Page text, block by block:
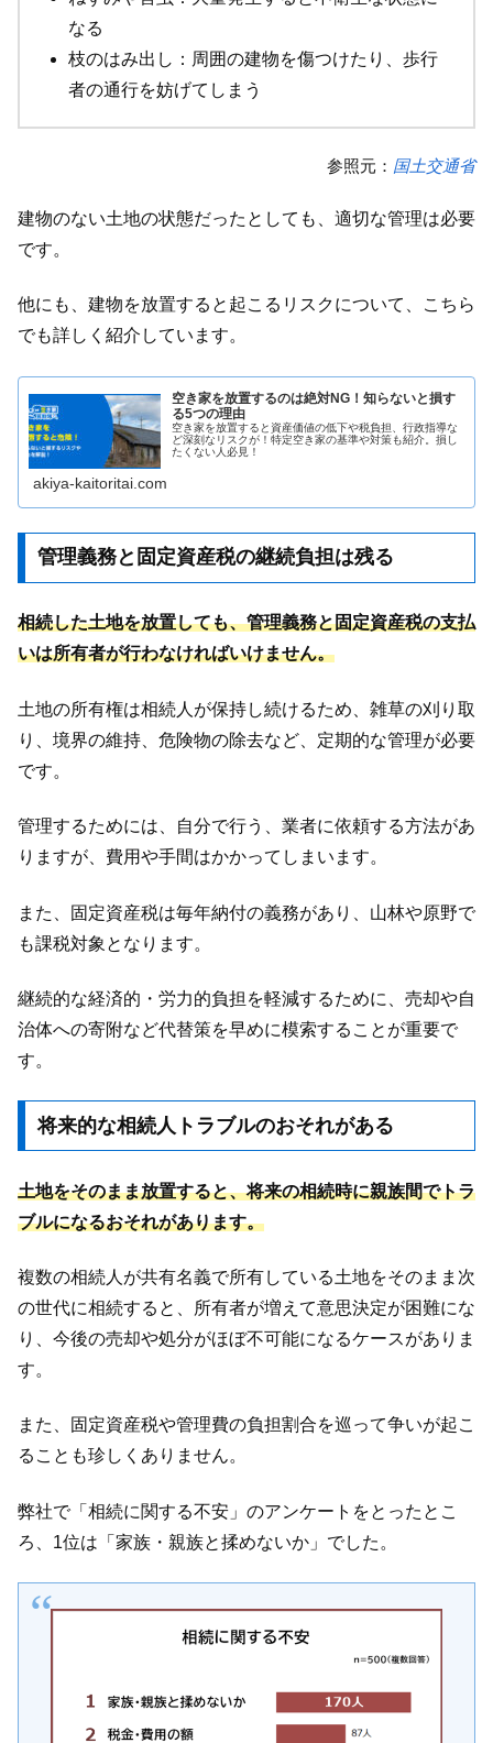
なる
枝のはみ出し：周囲の建物を傷つけたり、歩行
者の通行を妨げてしまう
参照元： 国土交通省
建物のない土地の状態だったとしても、適切な管理は必要
です。
他にも、建物を放置すると起こるリスクについて、こちら
でも詳しく紹介しています。
空き家を放置するのは絶対NG！知らないと損す
る5つの理由
空き家を放置すると資産価値の低下や税負担、行政指導な
ど深刻なリスクが！特定空き家の基準や対策も紹介。損し
たくない人必見！
akiya-kaitoritai.com
管理義務と固定資産税の継続負担は残る
相続した土地を放置しても、管理義務と固定資産税の支払
いは所有者が行わなければいけません。
土地の所有権は相続人が保持し続けるため、雑草の刈り取
り、境界の維持、危険物の除去など、定期的な管理が必要
です。
管理するためには、自分で行う、業者に依頼する方法があ
りますが、費用や手間はかかってしまいます。
また、固定資産税は毎年納付の義務があり、山林や原野で
も課税対象となります。
継続的な経済的・労力的負担を軽減するために、売却や自
治体への寄附など代替策を早めに模索することが重要で
す。
将来的な相続人トラブルのおそれがある
土地をそのまま放置すると、将来の相続時に親族間でトラ
ブルになるおそれがあります。
複数の相続人が共有名義で所有している土地をそのまま次
の世代に相続すると、所有者が増えて意思決定が困難にな
り、今後の売却や処分がほぼ不可能になるケースがありま
す。
また、固定資産税や管理費の負担割合を巡って争いが起こ
ることも珍しくありません。
弊社で「相続に関する不安」のアンケートをとったとこ
ろ、1位は「家族・親族と揉めないか」でした。